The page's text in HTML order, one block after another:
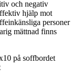
och negativ
hjälp mot
personer
mättnad finns